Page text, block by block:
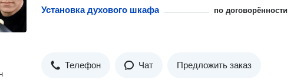
Установка духового шкафа по договорённости
Телефон Чат Предложить заказ